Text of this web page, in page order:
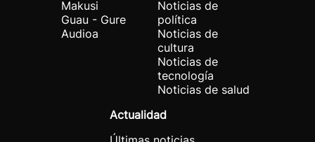
Makusi
Guau - Gure
Audioa
Noticias de
política
Noticias de
cultura
Noticias de
tecnología
Noticias de salud
Actualidad